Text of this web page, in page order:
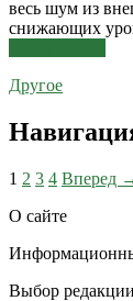
весь шум из
снижающих
Другое
1 2 3 4 Вперед
О сайте
Выбор редакции